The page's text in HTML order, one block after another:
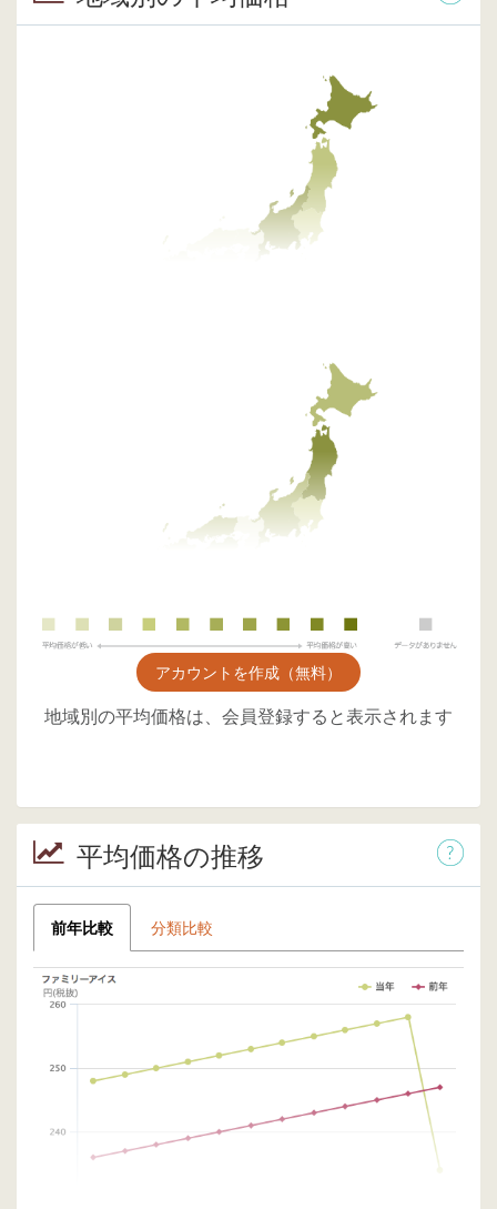
アカウントを作成（無料）
地域別の平均価格は、会員登録すると表示されます
平均価格の推移
前年比較 分類比較